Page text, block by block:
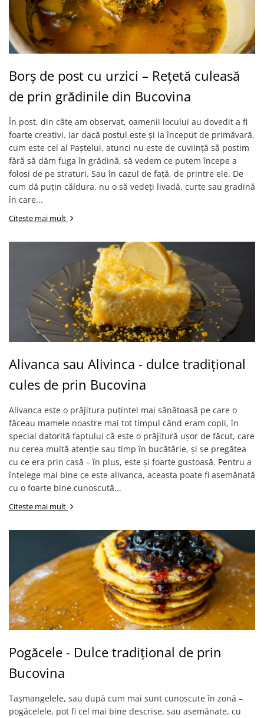
Borș de post cu urzici – Rețetă culeasă
de prin grădinile din Bucovina
În post, din câte am observat, oamenii locului au dovedit a fi
foarte creativi. Iar dacă postul este și la început de primăvară,
cum este cel al Paștelui, atunci nu este de cuviință să postim
fără să dăm fuga în grădină, să vedem ce putem începe a
folosi de pe straturi. Sau în cazul de față, de printre ele. De
cum dă puțin căldura, nu o să vedeți livadă, curte sau gradină
în care...
Citeste mai mult
Alivanca sau Alivinca - dulce tradițional
cules de prin Bucovina
Alivanca este o prăjitura puțintel mai sănătoasă pe care o
făceau mamele noastre mai tot timpul când eram copii, în
special datorită faptului că este o prăjitură ușor de făcut, care
nu cerea multă atenție sau timp în bucătărie, și se pregătea
cu ce era prin casă – în plus, este și foarte gustoasă. Pentru a
înțelege mai bine ce este alivanca, aceasta poate fi asemănată
cu o foarte bine cunoscută...
Citeste mai mult
Pogăcele - Dulce tradițional de prin
Bucovina
Tașmangelele, sau după cum mai sunt cunoscute în zonă –
pogăcelele, pot fi cel mai bine descrise, sau asemănate, cu